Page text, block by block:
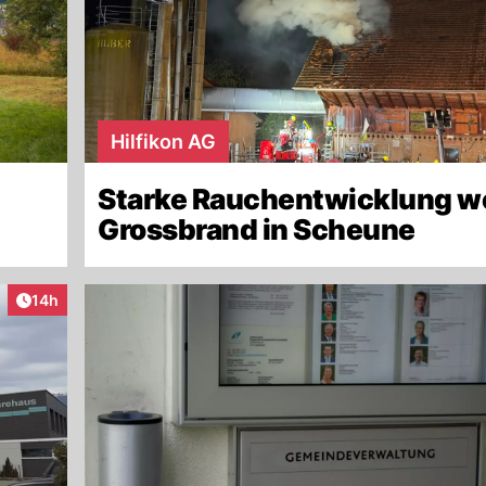
Hilfikon AG
Starke Rauchentwicklung
Grossbrand in Scheune
Artikel veröffentlicht:
14h